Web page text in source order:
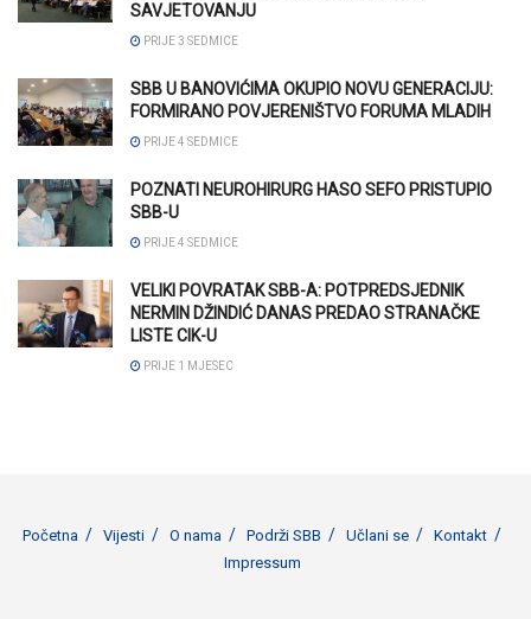
SAVJETOVANJU
PRIJE 3 SEDMICE
SBB U BANOVIĆIMA OKUPIO NOVU GENERACIJU:
FORMIRANO POVJERENIŠTVO FORUMA MLADIH
PRIJE 4 SEDMICE
POZNATI NEUROHIRURG HASO SEFO PRISTUPIO
SBB-U
PRIJE 4 SEDMICE
VELIKI POVRATAK SBB-A: POTPREDSJEDNIK
NERMIN DŽINDIĆ DANAS PREDAO STRANAČKE
LISTE CIK-U
PRIJE 1 MJESEC
Početna Vijesti O nama Podrži SBB Učlani se
Kontakt
Impressum